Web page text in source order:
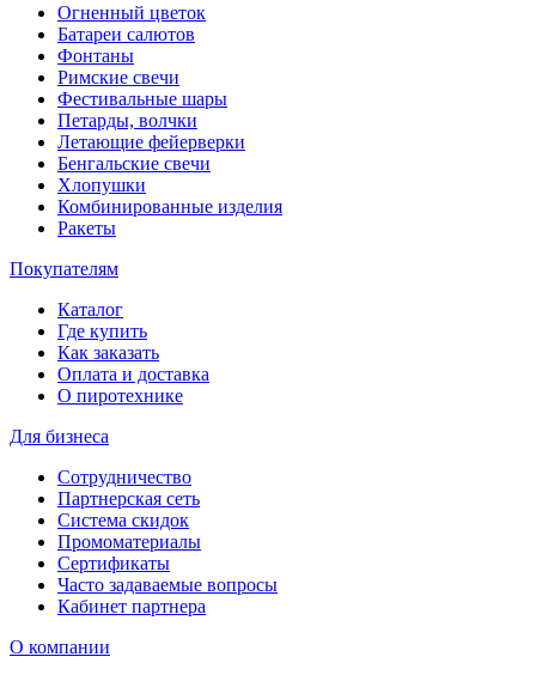
Огненный цветок
Батареи салютов
Фонтаны
Римские свечи
Фестивальные шары
Петарды, волчки
Летающие фейерверки
Бенгальские свечи
Хлопушки
Комбинированные изделия
Ракеты
Покупателям
Каталог
Где купить
Как заказать
Оплата и доставка
О пиротехнике
Для бизнеса
Сотрудничество
Партнерская сеть
Система скидок
Промоматериалы
Сертификаты
Часто задаваемые вопросы
Кабинет партнера
О компании